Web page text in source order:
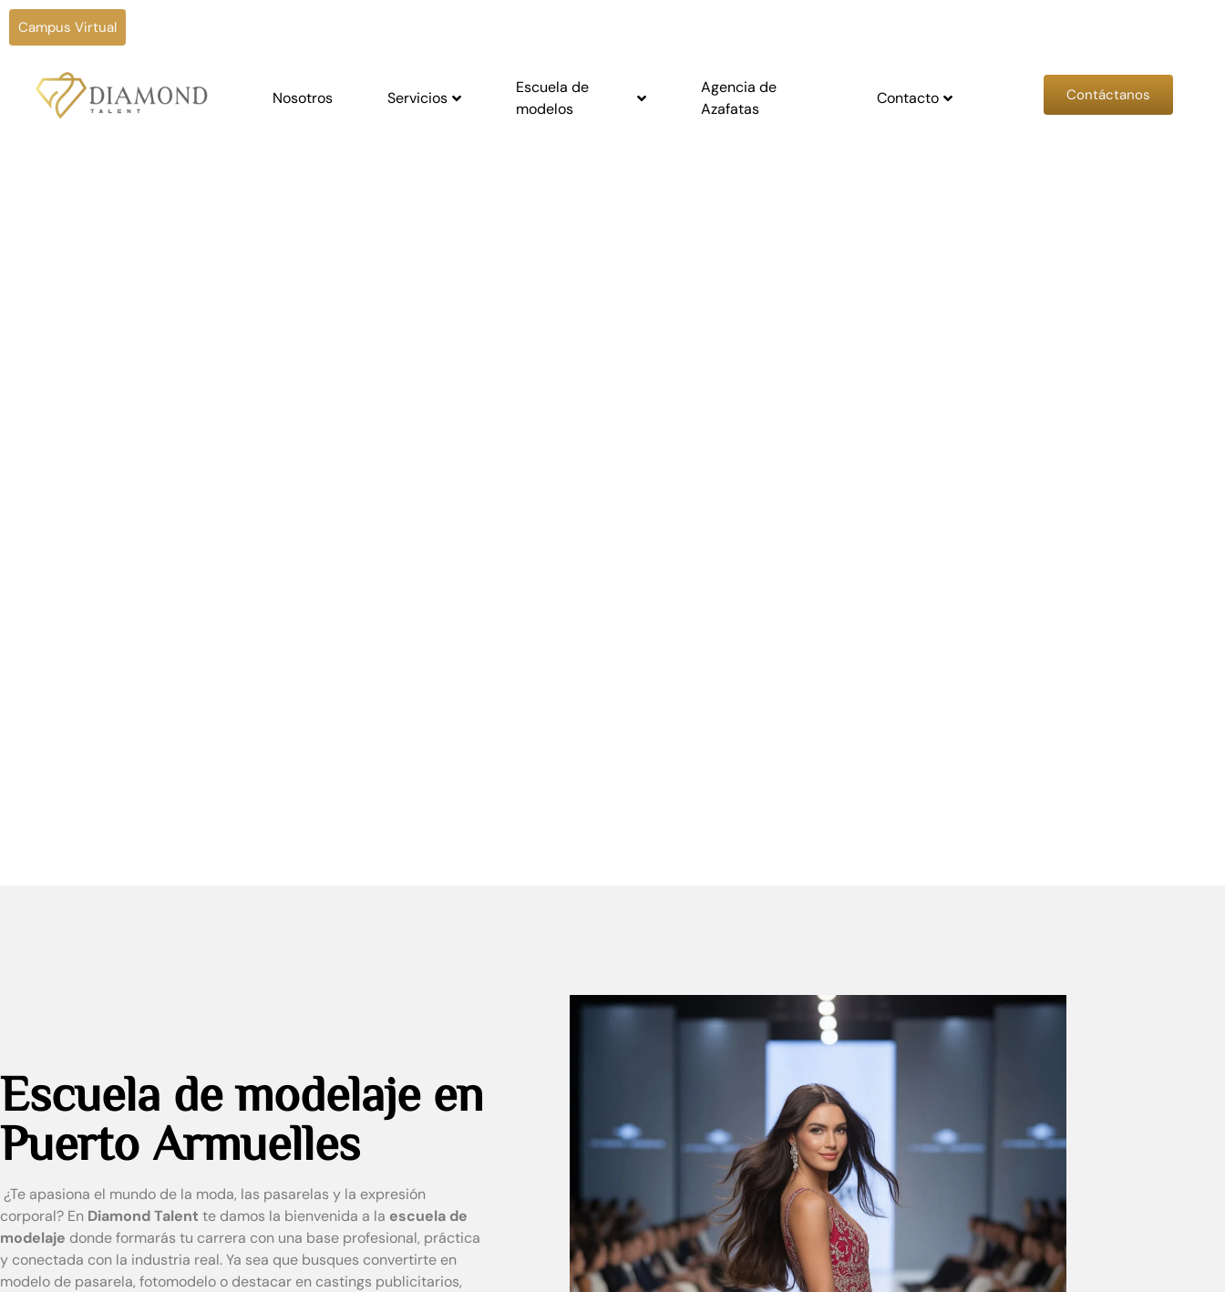
Campus Virtual
Nosotros Servicios
Escuela de
modelos
Agencia de
Azafatas
Contacto Contáctanos
Escuela de modelaje en
Puerto Armuelles
¿Te apasiona el mundo de la moda, las pasarelas y la expresión
corporal? En Diamond Talent te damos la bienvenida a la escuela de
modelaje donde formarás tu carrera con una base profesional, práctica
y conectada con la industria real. Ya sea que busques convertirte en
modelo de pasarela, fotomodelo o destacar en castings publicitarios,